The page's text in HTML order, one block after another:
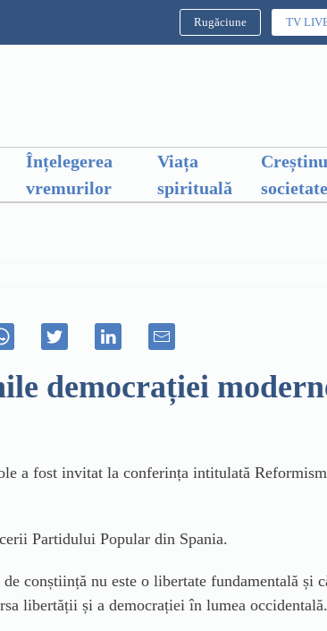
Rugăciune TV
Înțelegerea
vremurilor
Viața
spirituală
democrației
a fost invitat la conferința intitulată
Partidului Popular din Spania.
conștiință nu este o libertate fundamentală și
libertății și a democrației în lumea